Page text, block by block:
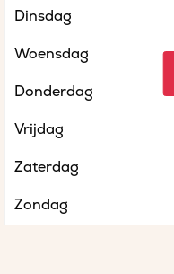
Dinsdag
Woensdag
Donderdag
Vrijdag
Zaterdag
Zondag